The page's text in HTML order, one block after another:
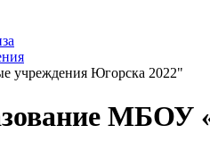
учреждения Югорска 2022"